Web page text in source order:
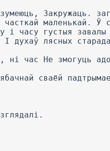
Закружаць.
маленькай. Ў
і часу густыя завалы
духаў лясных
ні час He змогуць
сваёй